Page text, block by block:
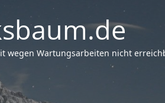
wegen Wartungsarbeiten nicht